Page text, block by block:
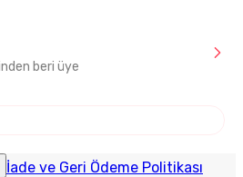
beri üye
İade ve Geri Ödeme Politikası